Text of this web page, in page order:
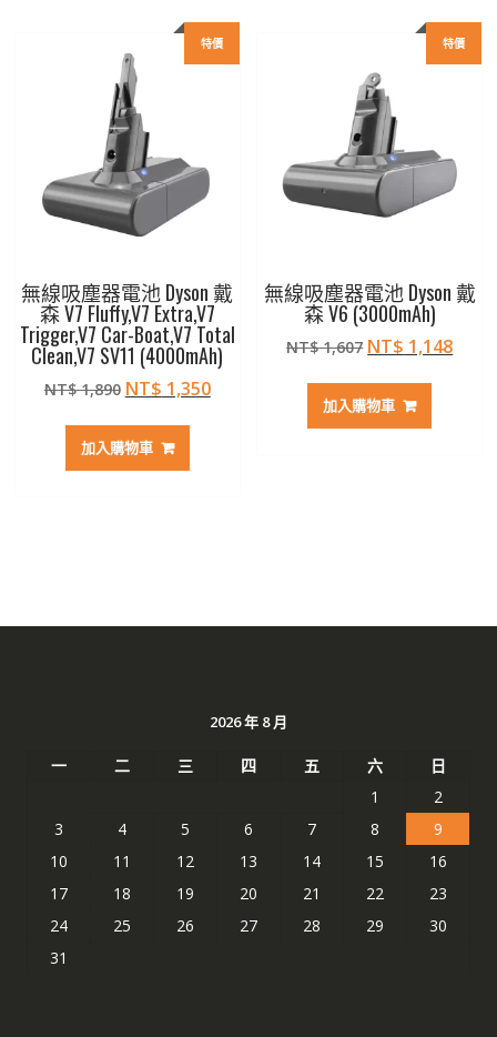
特價
無線吸塵器電池 Dyson 戴
森 V7 Fluffy,V7 Extra,V7
Trigger,V7 Car-Boat,V7 Total
Clean,V7 SV11 (4000mAh)
NT$1,890 原
價
格：
NT$ 1,350目
加入購物車
特價
無線吸塵器電池 Dyson 戴
森 V6 (3000mAh)
NT$1,607 原
價
格：
NT$ 1,148目
加入購物車
2026 年 8 月
一 二 三 四 五 六
日
1
2
3
4 5 6 7 8
9
10
11 12 13 14 15
16
17
18 19 20 21 22
23
24
25 26 27 28 29
30
31